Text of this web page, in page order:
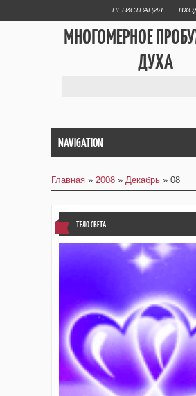
РЕГИСТРАЦИЯ
МНОГОМЕРНОЕ
ДУХА
NAVIGATION
Главная » 2008 » Декабрь » 08
ТЕЛО СВЕТА